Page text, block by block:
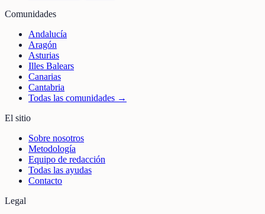
Comunidades
Andalucía
Aragón
Asturias
Illes Balears
Canarias
Cantabria
Todas las comunidades →
El sitio
Sobre nosotros
Metodología
Equipo de redacción
Todas las ayudas
Contacto
Legal